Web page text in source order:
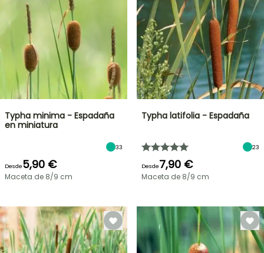
Typha minima - Espadaña
en miniatura
33
Desde5,90 €
Maceta de 8/9 cm
Typha latifolia - Espadaña
23
Desde7,90 €
Maceta de 8/9 cm